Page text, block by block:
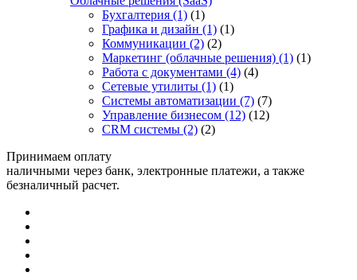
Бухгалтерия (1) (1)
Графика и дизайн (1) (1)
Коммуникации (2) (2)
Маркетинг (облачные решения) (1) (1)
Работа с документами (4) (4)
Сетевые утилиты (1) (1)
Системы автоматизации (7) (7)
Управление бизнесом (12) (12)
CRM системы (2) (2)
Принимаем оплату
наличными через банк, электронные платежи, а также
безналичный расчет.